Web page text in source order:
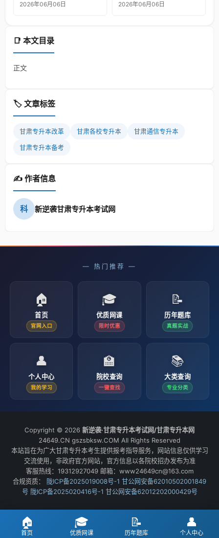
📑 本文目录
正文
🏷️ 文章标签
甘肃专升本改革 甘肃各校专升本 甘肃通信专升本
甘肃专升本备考
✍️ 作者信息
科 新逆袭甘肃专升本考试网
2026年06月06日 2026年06月06日
— 热门推荐 —
🏠
首页
官网入口
🎓
优质网课
限时优惠
📝
历年题库
真题实战
👤
个人中心
我的学习
🏫
院校查询
一键查找
📚
大类查询
专业分类
Copyright © 2026 新逆袭·甘肃专升本考试网/甘肃专升本网
24649.CN gszsbksw.COM All Rights Reserved
本站旨在为广大甘肃专升本考生提供报考指导服务，网站信息仅供学习
交流使用，非政府官方网站，官方信息以各院校招办发布为准
客服热线：19312927049 邮箱：www24649cn@163.com
合规资质：
陇ICP备2025019008号-1 甘公网安备62010502001849
号 陇ICP备2025020416号-1 甘公网安备62012202000429号
🏠
首页
🎓
优质网课
📝
历年题库
👤
个人中心